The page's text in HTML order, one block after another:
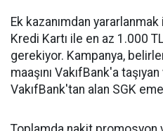
Ek kazanımdan
Kredi Kartı ile en az 1.000
gerekiyor. Kampanya,
maaşını VakıfBank'a
VakıfBank'tan alan SGK